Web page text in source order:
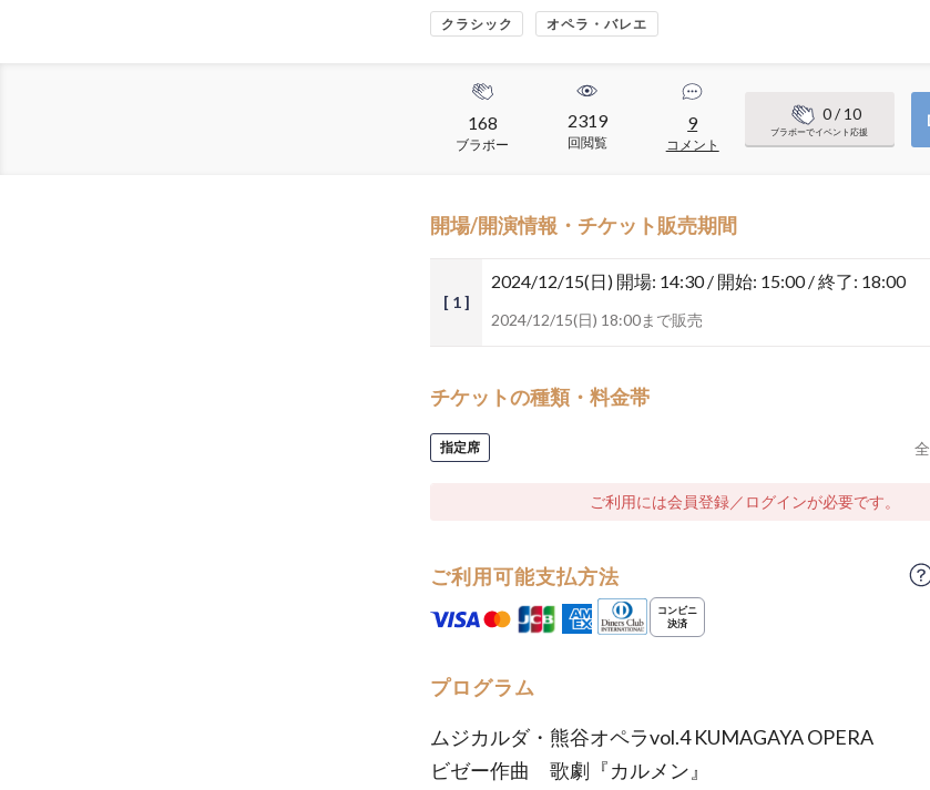
クラシック オペラ・バレエ
168
ブラボー
2319
回閲覧
9
コメント
0/ 10
ブラボーでイベント応援
開場/開演情報・チケット販売期間
[ 1 ]
2024/12/15(日) 開場: 14:30 / 開始: 15:00 / 終了: 18:00
2024/12/15(日) 18:00まで販売
チケットの種類・料金帯
指定席 全
ご利用には会員登録／ログインが必要です。
ご利用可能支払方法
プログラム
ムジカルダ・熊谷オペラvol.4 KUMAGAYA OPERA
ビゼー作曲 歌劇『カルメン』